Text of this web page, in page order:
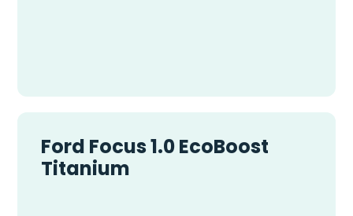
Ford Focus 1.0 EcoBoost
Titanium